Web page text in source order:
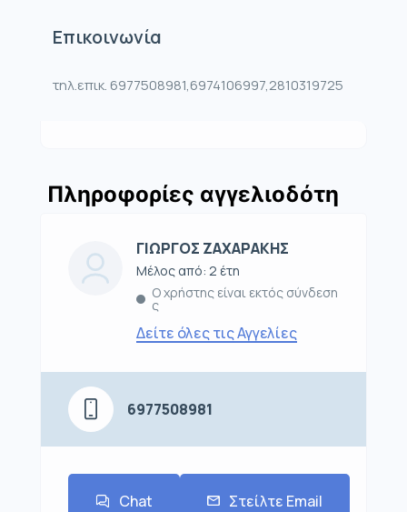
Επικοινωνία
τηλ.επικ. 6977508981,6974106997,2810319725
Πληροφορίες αγγελιοδότη
ΓΙΩΡΓΟΣ ΖΑΧΑΡΑΚΗΣ
Μέλος από: 2 έτη
Ο χρήστης είναι εκτός σύνδεση
ς
Δείτε όλες τις Αγγελίες
6977508981
Chat Στείλτε Email